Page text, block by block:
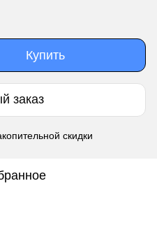
Купить
заказ
скидки